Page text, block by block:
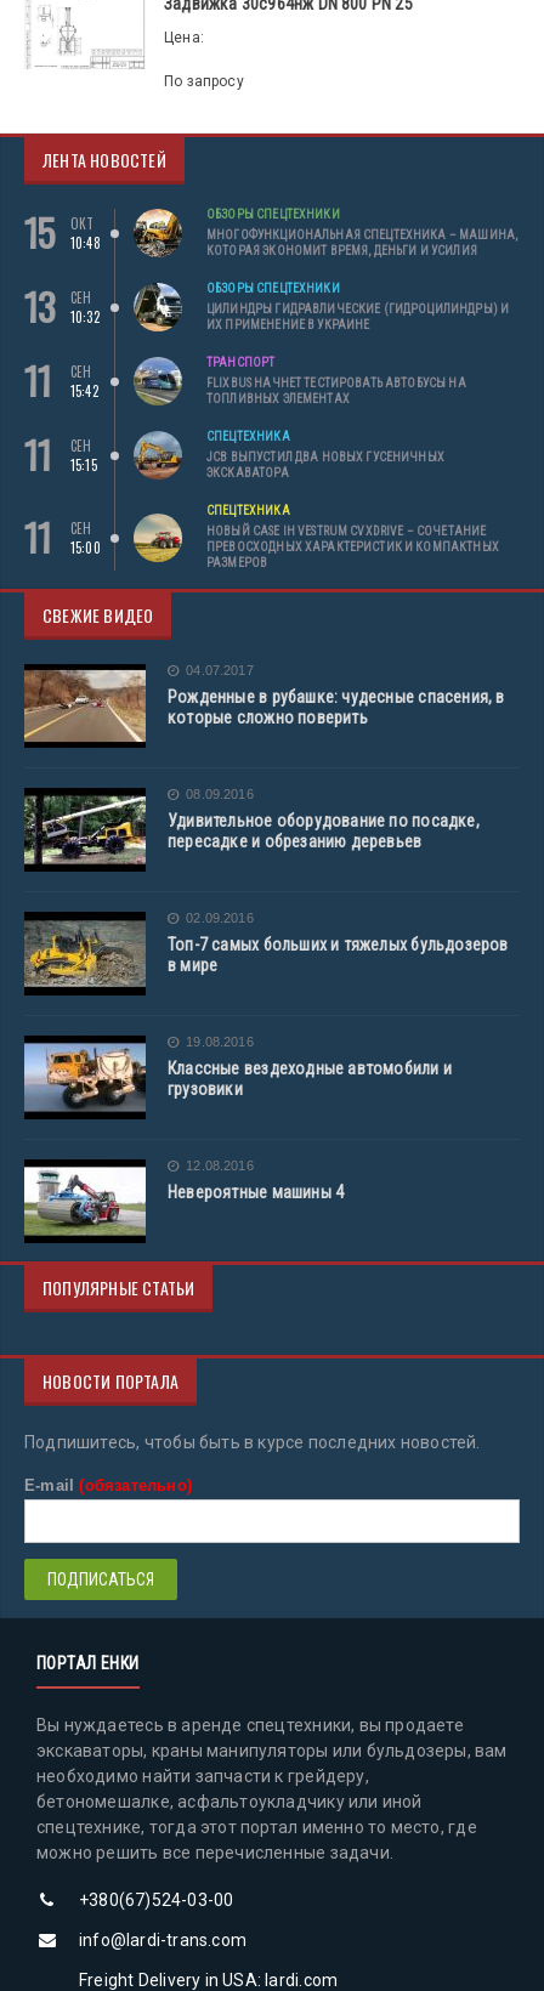
Цена:
По запросу
ЛЕНТА НОВОСТЕЙ
15
ОКТ
10:48
ОБЗОРЫ СПЕЦТЕХНИКИ
МНОГОФУНКЦИОНАЛЬНАЯ СПЕЦТЕХНИКА – МАШИНА,
КОТОРАЯ ЭКОНОМИТ ВРЕМЯ, ДЕНЬГИ И УСИЛИЯ
13
СЕН
10:32
ОБЗОРЫ СПЕЦТЕХНИКИ
ЦИЛИНДРЫ ГИДРАВЛИЧЕСКИЕ (ГИДРОЦИЛИНДРЫ) И
ИХ ПРИМЕНЕНИЕ В УКРАИНЕ
11
СЕН
15:42
ТРАНСПОРТ
FLIXBUS НАЧНЕТ ТЕСТИРОВАТЬ АВТОБУСЫ НА
ТОПЛИВНЫХ ЭЛЕМЕНТАХ
11
СЕН
15:15
СПЕЦТЕХНИКА
JCB ВЫПУСТИЛ ДВА НОВЫХ ГУСЕНИЧНЫХ
ЭКСКАВАТОРА
11
СЕН
15:00
СПЕЦТЕХНИКА
НОВЫЙ CASE IH VESTRUM CVXDRIVE – СОЧЕТАНИЕ
ПРЕВОСХОДНЫХ ХАРАКТЕРИСТИК И КОМПАКТНЫХ
РАЗМЕРОВ
СВЕЖИЕ ВИДЕО
04.07.2017
Рожденные в рубашке: чудесные спасения, в
которые сложно поверить
08.09.2016
Удивительное оборудование по посадке,
пересадке и обрезанию деревьев
02.09.2016
Топ-7 самых больших и тяжелых бульдозеров
в мире
19.08.2016
Классные вездеходные автомобили и
грузовики
12.08.2016
Невероятные машины 4
ПОПУЛЯРНЫЕ СТАТЬИ
НОВОСТИ ПОРТАЛА
Подпишитесь, чтобы быть в курсе последних новостей.
E-mail(обязательно)
ПОРТАЛ ЕНКИ
Вы нуждаетесь в аренде спецтехники, вы продаете
экскаваторы, краны манипуляторы или бульдозеры, вам
необходимо найти запчасти к грейдеру,
бетономешалке, асфальтоукладчику или иной
спецтехнике, тогда этот портал именно то место, где
можно решить все перечисленные задачи.
+380(67)524-03-00
info@lardi-trans.com
Freight Delivery in USA: lardi.com